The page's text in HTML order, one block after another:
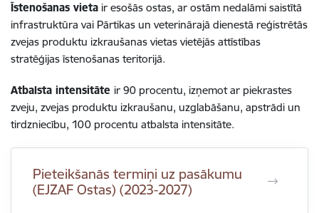
Īstenošanas vieta ir esošās ostas, ar ostām nedalāmi saistītā
infrastruktūra vai Pārtikas un veterinārajā dienestā reģistrētās
zvejas produktu izkraušanas vietas vietējās attīstības
stratēģijas īstenošanas teritorijā.
Atbalsta intensitāte ir 90 procentu, izņemot ar piekrastes
zveju, zvejas produktu izkraušanu, uzglabāšanu, apstrādi un
tirdzniecību, 100 procentu atbalsta intensitāte.
Pieteikšanās termiņi uz pasākumu
(EJZAF Ostas) (2023-2027)